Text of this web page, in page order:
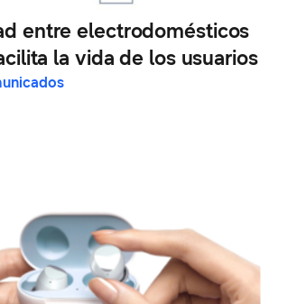
entre electrodomésticos
la vida de los usuarios